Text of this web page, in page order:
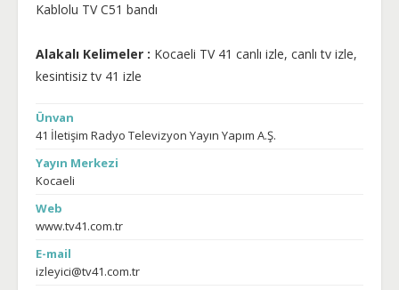
Kablolu TV C51 bandı
Alakalı Kelimeler : Kocaeli TV 41 canlı izle, canlı tv izle,
kesintisiz tv 41 izle
Ünvan
41 İletişim Radyo Televizyon Yayın Yapım A.Ş.
Yayın Merkezi
Kocaeli
Web
www.tv41.com.tr
E-mail
izleyici@tv41.com.tr